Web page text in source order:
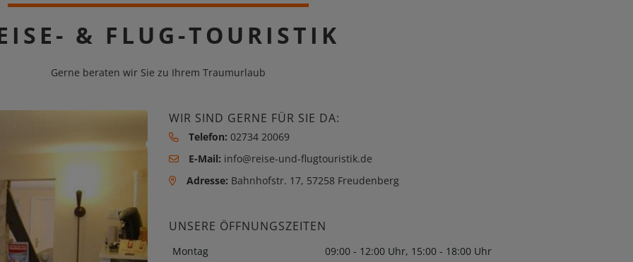
& FLUG-TOURISTIK
Gerne beraten wir Sie zu Ihrem Traumurlaub
WIR SIND GERNE FÜR SIE DA:
Telefon: 02734 20069
E-Mail: info@reise-und-flugtouristik.de
Adresse: Bahnhofstr. 17, 57258 Freudenberg
UNSERE ÖFFNUNGSZEITEN
Montag
09:00 - 12:00 Uhr, 15:00 - 18:00 Uhr